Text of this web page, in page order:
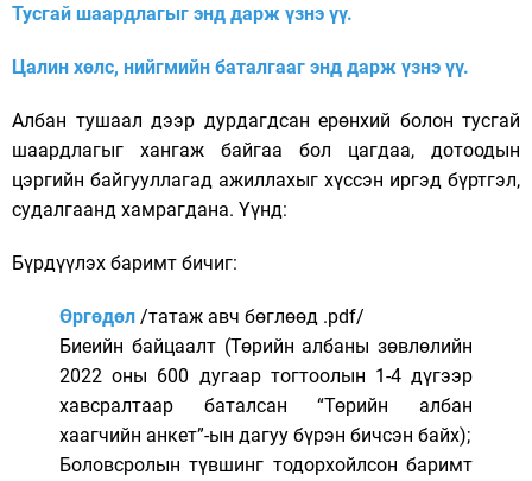
Тусгай шаардлагыг энд дарж үзнэ үү.
Цалин хөлс, нийгмийн баталгааг энд дарж үзнэ үү.
Албан тушаал дээр дурдагдсан ерөнхий болон тусгай
шаардлагыг хангаж байгаа бол цагдаа, дотоодын
цэргийн байгууллагад ажиллахыг хүссэн иргэд бүртгэл,
судалгаанд хамрагдана. Үүнд:
Бүрдүүлэх баримт бичиг:
Өргөдөл /татаж авч бөглөөд .pdf/
Биеийн байцаалт (Төрийн албаны зөвлөлийн
2022 оны 600 дугаар тогтоолын 1-4 дүгээр
хавсралтаар баталсан “Төрийн албан
хаагчийн анкет”-ын дагуу бүрэн бичсэн байх);
Боловсролын түвшинг тодорхойлсон баримт